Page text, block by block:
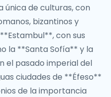
única de culturas, con
bizantinos y
con sus
la **Santa Sofía** y la
el pasado imperial del
ciudades de **Éfeso**
de la importancia